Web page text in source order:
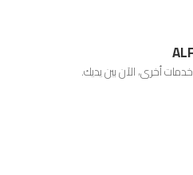
أخرى، الآن بين يديك.